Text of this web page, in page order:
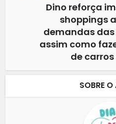
Dino reforça
shoppings
demandas
assim como
de
SOBRE